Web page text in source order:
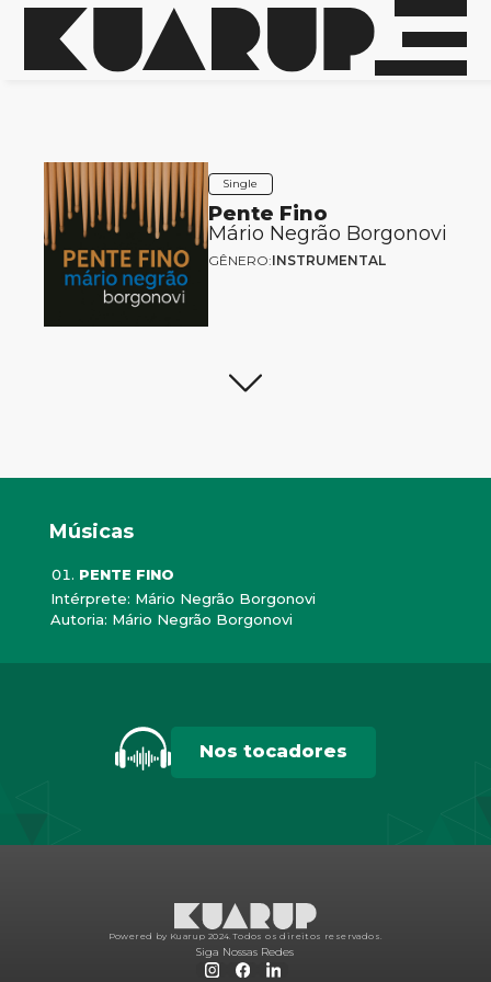
Single
Pente Fino
Mário Negrão Borgonovi
GÊNERO:INSTRUMENTAL
Músicas
PENTE FINO
Intérprete: Mário Negrão Borgonovi
Autoria: Mário Negrão Borgonovi
Nos tocadores
Powered by Kuarup 2024. Todos os direitos reservados.
Siga Nossas Redes